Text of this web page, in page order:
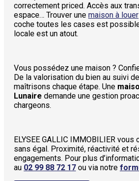
correctement priced. Accès aux
espace… Trouver une maison à louer
coche toutes les cases est
locale est un atout.
Vous possédez une maison ?
De la valorisation du bien au suivi
maîtrisons chaque étape. Une
Lunaire demande une gestion
chargeons.
ELYSEE GALLIC IMMOBILIER
sans égal. Proximité, réactivité et
engagements. Pour plus
au 02 99 88 72 17 ou via notre